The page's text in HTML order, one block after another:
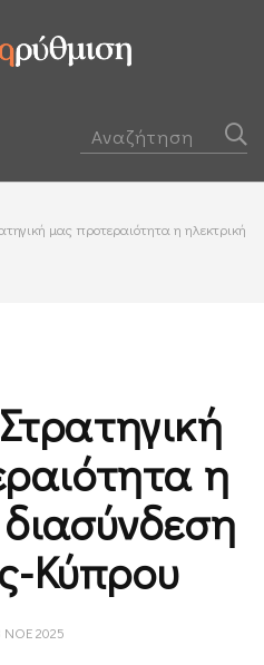
μας προτεραιότητα η ηλεκτρική
η
Κύπρου
ΝΟΕ 2025